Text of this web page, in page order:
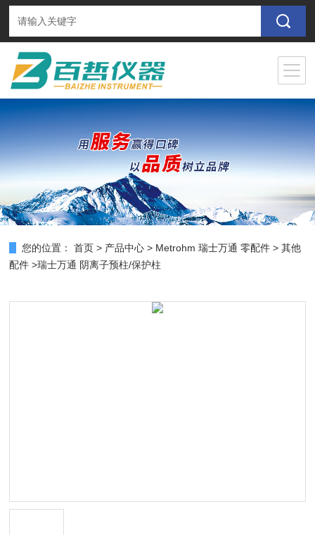
您的位置： 首页 > 产品中心 > Metrohm 瑞士万通 零配件 >其他
配件 >瑞士万通 阴离子预柱/保护柱